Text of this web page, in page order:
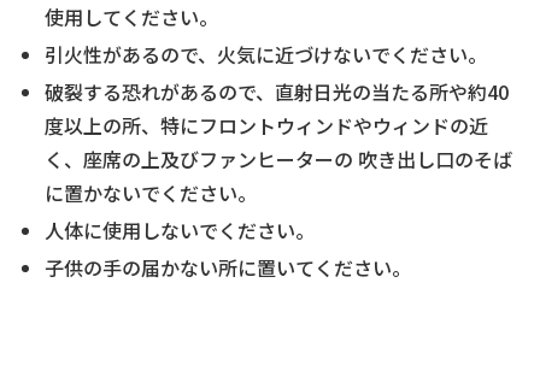
使用してください。
引火性があるので、火気に近づけないでください。
破裂する恐れがあるので、直射日光の当たる所や約40
度以上の所、特にフロントウィンドやウィンドの近
く、座席の上及びファンヒーターの 吹き出し口のそば
に置かないでください。
人体に使用しないでください。
子供の手の届かない所に置いてください。